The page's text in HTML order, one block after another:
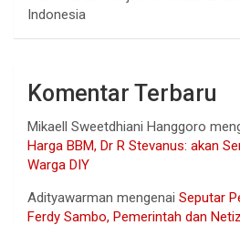
Indonesia
Komentar Terbaru
Mikaell Sweetdhiani Hanggoro
Harga BBM, Dr R Stevanus: akan
Warga DIY
Adityawarman mengenai Seputar
Ferdy Sambo, Pemerintah dan